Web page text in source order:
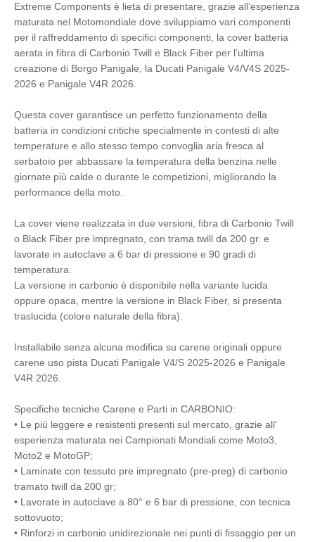
Extreme Components è lieta di presentare, grazie all’esperienza
maturata nel Motomondiale dove sviluppiamo vari componenti
per il raffreddamento di specifici componenti, la cover batteria
aerata in fibra di Carbonio Twill e Black Fiber per l’ultima
creazione di Borgo Panigale, la Ducati Panigale V4/V4S 2025-
2026 e Panigale V4R 2026.
Questa cover garantisce un perfetto funzionamento della
batteria in condizioni critiche specialmente in contesti di alte
temperature e allo stesso tempo convoglia aria fresca al
serbatoio per abbassare la temperatura della benzina nelle
giornate più calde o durante le competizioni, migliorando la
performance della moto.
La cover viene realizzata in due versioni, fibra di Carbonio Twill
o Black Fiber pre impregnato, con trama twill da 200 gr. e
lavorate in autoclave a 6 bar di pressione e 90 gradi di
temperatura.
La versione in carbonio è disponibile nella variante lucida
oppure opaca, mentre la versione in Black Fiber, si presenta
traslucida (colore naturale della fibra).
Installabile senza alcuna modifica su carene originali oppure
carene uso pista Ducati Panigale V4/S 2025-2026 e Panigale
V4R 2026.
Specifiche tecniche Carene e Parti in CARBONIO:
• Le più leggere e resistenti presenti sul mercato, grazie all'
esperienza maturata nei Campionati Mondiali come Moto3,
Moto2 e MotoGP;
• Laminate con tessuto pre impregnato (pre-preg) di carbonio
tramato twill da 200 gr;
• Lavorate in autoclave a 80° e 6 bar di pressione, con tecnica
sottovuoto;
• Rinforzi in carbonio unidirezionale nei punti di fissaggio per un